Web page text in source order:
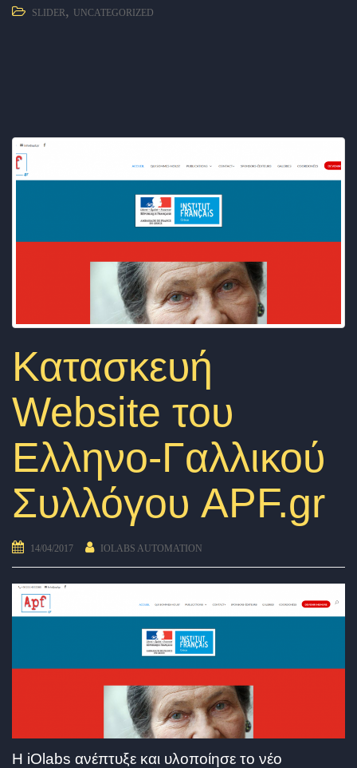
SLIDER, UNCATEGORIZED
Κατασκευή
Website του
Ελληνο-Γαλλικού
Συλλόγου APF.gr
14/04/2017 IOLABS AUTOMATION
Η iOlabs ανέπτυξε και υλοποίησε το νέο